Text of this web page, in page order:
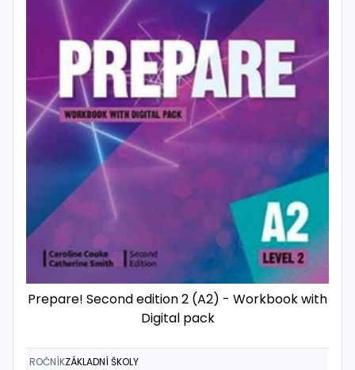
Prepare! Second edition 2 (A2) - Workbook with
Digital pack
ROČNÍKZÁKLADNÍ ŠKOLY